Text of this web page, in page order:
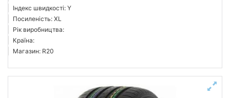
Індекс швидкості: Y
Посиленість: XL
Рік виробництва:
Країна:
Магазин: R20